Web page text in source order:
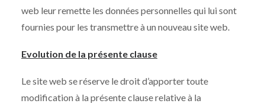
web leur remette les données personnelles qui lui sont
fournies pour les transmettre à un nouveau site web.
Evolution de la présente clause
Le site web se réserve le droit d’apporter toute
modification à la présente clause relative à la